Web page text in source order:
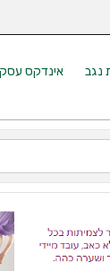
אינדקס נגב